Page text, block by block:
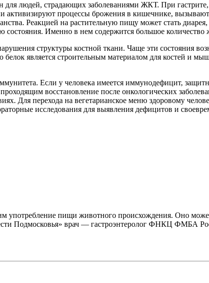
людей, страдающих заболеваниями ЖКТ. При
процессы брожения в кишечнике,
Реакцией на растительную пищу может стать
Именно в нем содержится большое количество
структуры костной ткани. Чаще эти состояния
является строительным материалом для костей и
Если у человека имеется иммунодефицит,
восстановление после онкологических
Для перехода на вегетарианское меню здоровому
исследования для выявления дефицитов и
употребление пищи животного происхождения. Оно
Подмосковья» врач — гастроэнтеролог ФНКЦ ФМБА